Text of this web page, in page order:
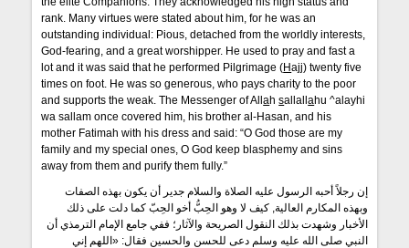
rank. Many virtues were stated about him, for he was an
outstanding individual: Pious, detached from the worldly interests,
God-fearing, and a great worshipper. He used to pray and fast a
lot and it was said that he performed Pilgrimage (Hajj) twenty five
times on foot. He was so generous, who pays charity to the poor
and supports the weak. The Messenger of Allahsallallahu ^alayhi
wa sallam once covered him, his brother al-Hasan, and his
mother Fatimah with his dress and said: “O God those are my
family and my special ones, O God keep blasphemy and sins
away from them and purify them fully.”
إن رجلاً أحبه الرسول عليه الصلاة والسلام جدير أن يكون بهذه الصفات
وبهذه المكارم العالية, كيف لا وهو الحِبُّ أخو الحِبّ كما دلت على ذلك
الأخبار وشهدت بذلك النقول الصريحة والآثار؛ ففي جامع الإمام الترمذي أن
النبي صلى الله عليه وسلم دعى للحسن والحسين فقال: «اللهم إني